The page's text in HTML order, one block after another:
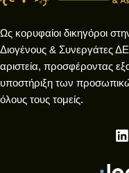
Ως κορυφαίοι δικηγόροι
Διογένους & Συνεργάτες
αριστεία, προσφέροντας
υποστήριξη των
όλους τους τομείς.